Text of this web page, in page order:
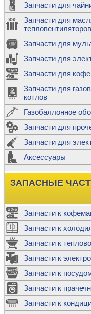
Запчасти для
Запчасти для
Запчасти для
Запчасти для
Запчасти для
Запчасти для
котлов
Газобаллонное
Запчасти для
Запчасти для
Аксессуары
ЗАПАСНЫЕ
Запчасти к
Запчасти к
Запчасти к
Запчасти к
Запчасти к
Запчасти к
Запчасти к